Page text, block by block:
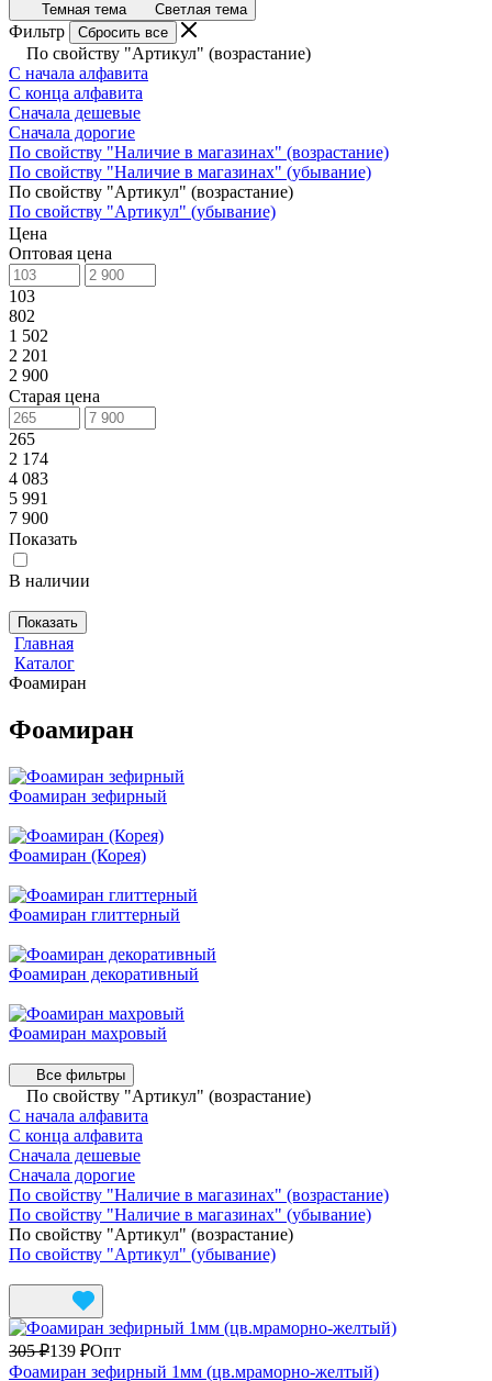
Темная тема Светлая тема
Фильтр Сбросить все
По свойству "Артикул" (возрастание)
С начала алфавита
С конца алфавита
Сначала дешевые
Сначала дорогие
По свойству "Наличие в магазинах" (возрастание)
По свойству "Наличие в магазинах" (убывание)
По свойству "Артикул" (возрастание)
По свойству "Артикул" (убывание)
Цена
Оптовая цена
103
802
1 502
2 201
2 900
Старая цена
265
2 174
4 083
5 991
7 900
Показать
В наличии
Показать
Главная
Каталог
Фоамиран
Фоамиран
Фоамиран зефирный
Фоамиран (Корея)
Фоамиран глиттерный
Фоамиран декоративный
Фоамиран махровый
Все фильтры
По свойству "Артикул" (возрастание)
С начала алфавита
С конца алфавита
Сначала дешевые
Сначала дорогие
По свойству "Наличие в магазинах" (возрастание)
По свойству "Наличие в магазинах" (убывание)
По свойству "Артикул" (возрастание)
По свойству "Артикул" (убывание)
305 ₽139 ₽Опт
Фоамиран зефирный 1мм (цв.мраморно-желтый)